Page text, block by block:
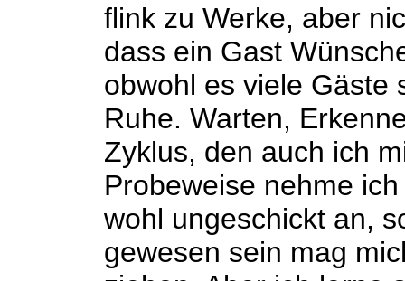
flink zu Werke, aber
dass ein Gast
obwohl es viele Gäste
Ruhe. Warten,
Zyklus, den auch ich
Probeweise nehme
wohl ungeschickt an,
gewesen sein mag